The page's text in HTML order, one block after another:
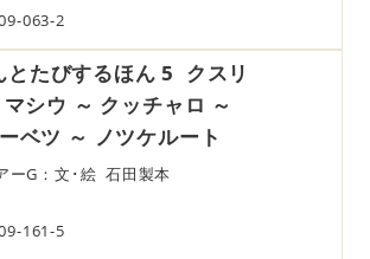
063-2
とたびするほん 5 クスリ
シウ ～ クッチャロ ～
ベツ ～ ノツケルート
ーG：文･絵 石田製本
161-5